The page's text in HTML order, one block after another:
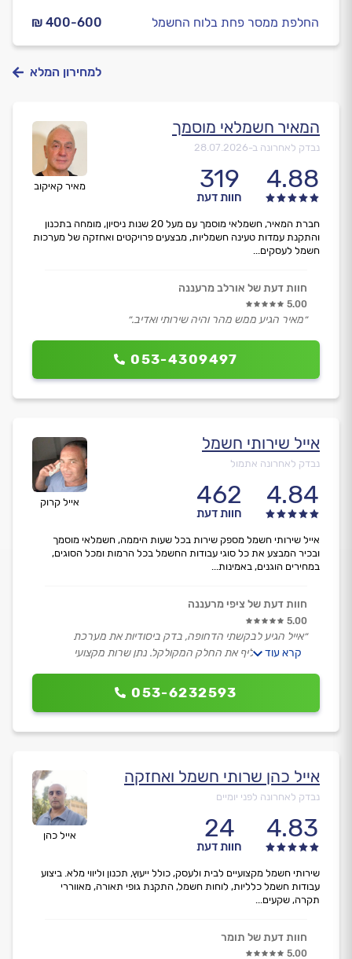
₪ 400-600 החלפת ממסר פחת בלוח החשמל
למחירון המלא
מאיר קאיקוב
המאיר חשמלאי מוסמך
נבדק לאחרונה ב-28.07.2026
4.88
319
חוות דעת
053-4309497
חברת המאיר, חשמלאי מוסמך עם מעל 20 שנות ניסיון, מומחה בתכנון
והתקנת עמדות טעינה חשמליות, מבצעים פרויקטים ואחזקה של מערכות
חשמל לעסקים...
חוות דעת של אורלב מרעננה
5.00
״מאיר הגיע ממש מהר והיה שירותי ואדיב.״
אייל קרוק
אייל שירותי חשמל
נבדק לאחרונה אתמול
4.84
462
חוות דעת
053-6232593
אייל שירותי חשמל מספק שירות בכל שעות היממה, חשמלאי מוסמך
ובכיר המבצע את כל סוגי עבודות החשמל בכל הרמות ומכל הסוגים,
במחירים הוגנים, באמינות...
חוות דעת של ציפי מרעננה
5.00
״אייל הגיע לבקשתי הדחופה, בדק ביסודיות את מערכת
החשמל והחליף את החלק המקולקל. נתן שרות מקצועי
קרא עוד
אייל כהן
אייל כהן שרותי חשמל ואחזקה
נבדק לאחרונה לפני יומיים
4.83
24
חוות דעת
שירותי חשמל מקצועיים לבית ולעסק, כולל ייעוץ, תכנון וליווי מלא. ביצוע
עבודות חשמל כלליות, לוחות חשמל, התקנת גופי תאורה, מאווררי
תקרה, שקעים...
חוות דעת של תומר
5.00